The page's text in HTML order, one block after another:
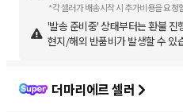
*각 셀러가 배송시작 시 추가비용을 요청
'발송 준비중' 상태부터는 환불 진
현지/해외 반품비가 발생할 수 있
더마리에르 셀러